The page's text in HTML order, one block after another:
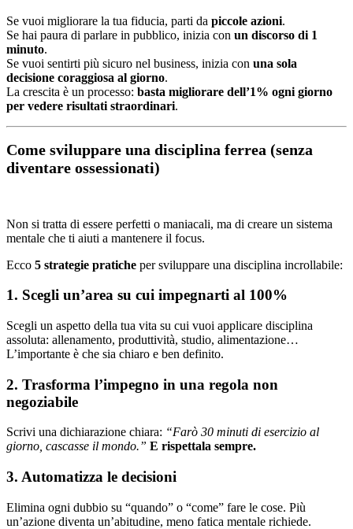
Se vuoi migliorare la tua fiducia, parti da piccole azioni.
Se hai paura di parlare in pubblico, inizia con un discorso di 1
minuto.
Se vuoi sentirti più sicuro nel business, inizia con una sola
decisione coraggiosa al giorno.
La crescita è un processo: basta migliorare dell’1% ogni giorno
per vedere risultati straordinari.
Come sviluppare una disciplina ferrea (senza
diventare ossessionati)
Non si tratta di essere perfetti o maniacali, ma di creare un sistema
mentale che ti aiuti a mantenere il focus.
Ecco 5 strategie pratiche per sviluppare una disciplina incrollabile:
1. Scegli un’area su cui impegnarti al 100%
Scegli un aspetto della tua vita su cui vuoi applicare disciplina
assoluta: allenamento, produttività, studio, alimentazione…
L’importante è che sia chiaro e ben definito.
2. Trasforma l’impegno in una regola non
negoziabile
Scrivi una dichiarazione chiara: “Farò 30 minuti di esercizio al
giorno, cascasse il mondo.” E rispettala sempre.
3. Automatizza le decisioni
Elimina ogni dubbio su “quando” o “come” fare le cose. Più
un’azione diventa un’abitudine, meno fatica mentale richiede.